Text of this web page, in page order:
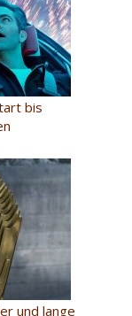
bis
und lange